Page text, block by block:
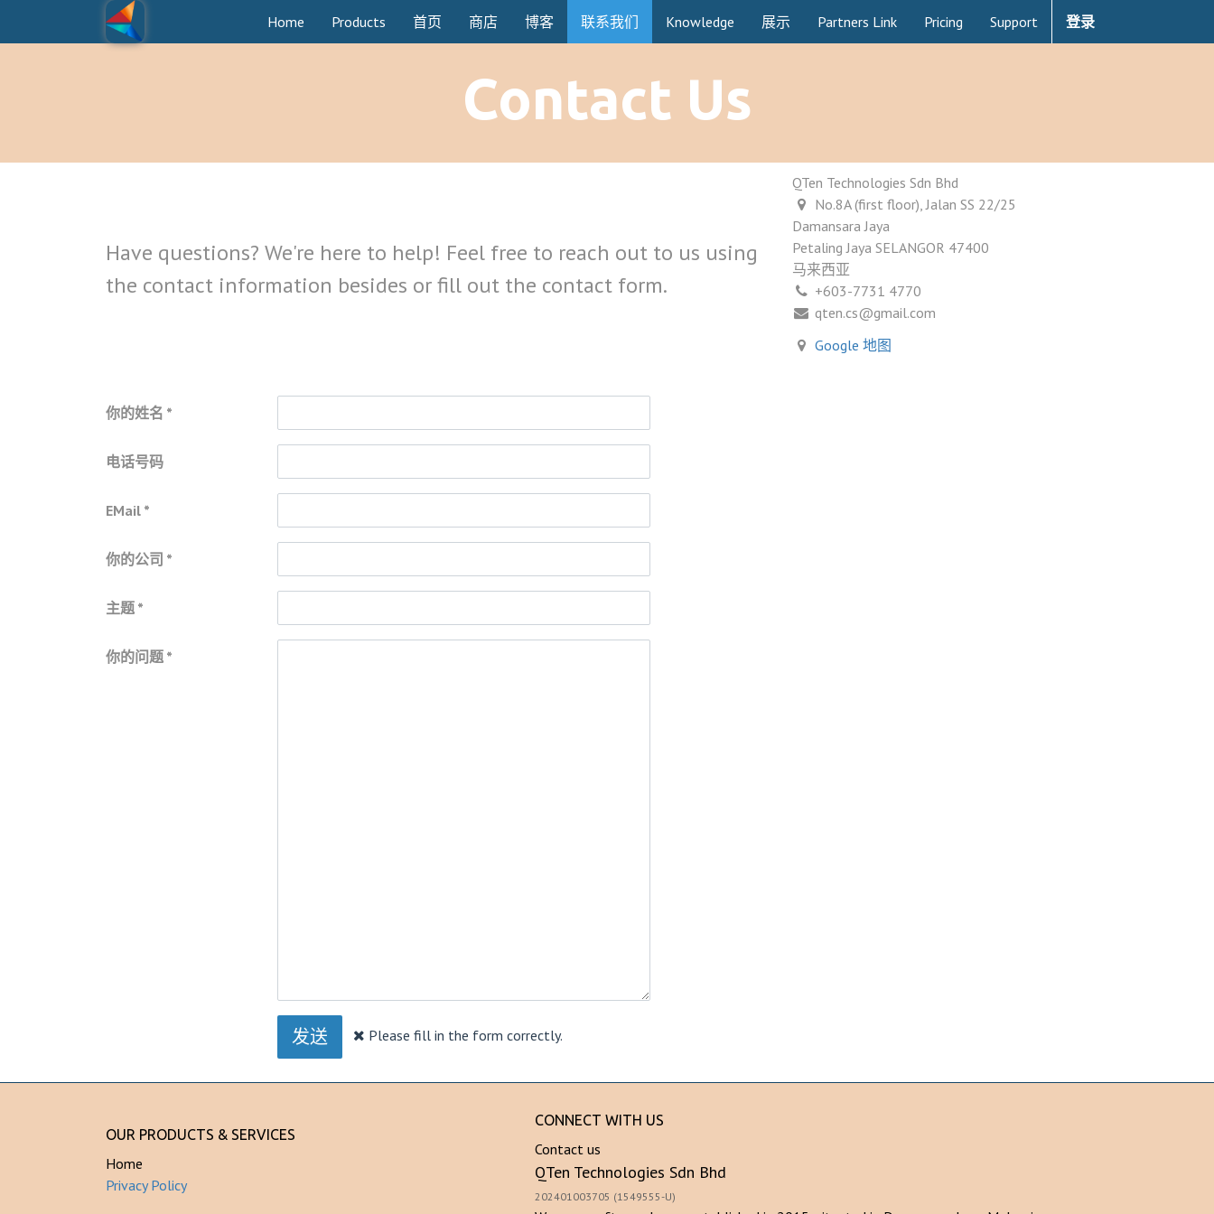
Home Products 首页 商店 博客 联系我们 Knowledge 展示 Partners Link Pricing Support 登录
Contact Us
Have questions? We're here to help! Feel free to reach out to us using
the contact information besides or fill out the contact form.
你的姓名
电话号码
EMail
你的公司
主题
你的问题
发送 Please fill in the form correctly.
QTen Technologies Sdn Bhd
No.8A (first floor), Jalan SS 22/25
Damansara Jaya
Petaling Jaya SELANGOR 47400
马来西亚
+603-7731 4770
qten.cs@gmail.com
Google 地图
OUR PRODUCTS & SERVICES
Home
Privacy Policy
CONNECT WITH US
Contact us
QTen Technologies Sdn Bhd
202401003705 (1549555-U)